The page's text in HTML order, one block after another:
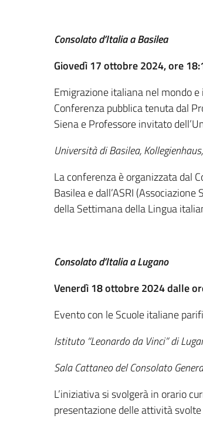
Consolato d’Italia a Basilea
Giovedì 17 ottobre 2024, ore
Emigrazione italiana nel mondo
Conferenza pubblica tenuta dal
Siena e Professore invitato
Università di Basilea,
La conferenza è organizzata dal
Basilea e dall’ASRI
della Settimana della Lingua
Consolato d’Italia a Lugano
Venerdì 18 ottobre 2024 dalle
Evento con le Scuole italiane
Istituto “Leonardo da Vinci” di
Sala Cattaneo del Consolato
L’iniziativa si svolgerà in orario
presentazione delle attività svolte